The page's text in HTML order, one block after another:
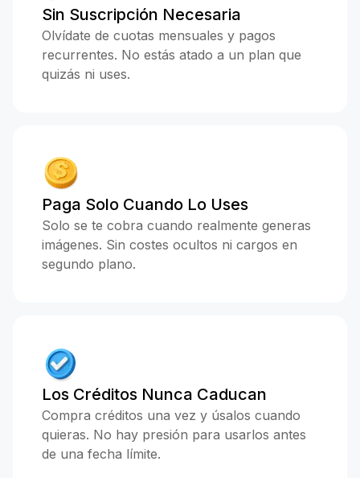
Sin Suscripción Necesaria
Olvídate de cuotas mensuales y pagos
recurrentes. No estás atado a un plan que
quizás ni uses.
Paga Solo Cuando Lo Uses
Solo se te cobra cuando realmente generas
imágenes. Sin costes ocultos ni cargos en
segundo plano.
Los Créditos Nunca Caducan
Compra créditos una vez y úsalos cuando
quieras. No hay presión para usarlos antes
de una fecha límite.